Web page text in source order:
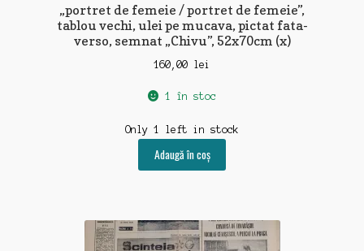
„portret de femeie / portret de femeie”,
tablou vechi, ulei pe mucava, pictat fata-
verso, semnat „Chivu”, 52x70cm (x)
160,00 lei
1 în stoc
Only 1 left in stock
Adaugă în coș